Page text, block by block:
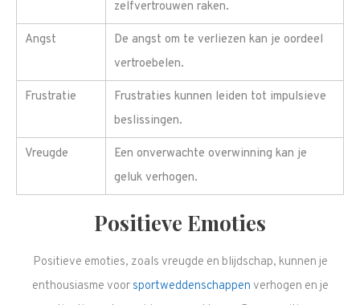
zelfvertrouwen raken.
Angst
De angst om te verliezen kan je oordeel
vertroebelen.
Frustratie
Frustraties kunnen leiden tot impulsieve
beslissingen.
Vreugde
Een onverwachte overwinning kan je
geluk verhogen.
Positieve Emoties
Positieve emoties, zoals vreugde en blijdschap, kunnen je
enthousiasme voor sportweddenschappen verhogen en je